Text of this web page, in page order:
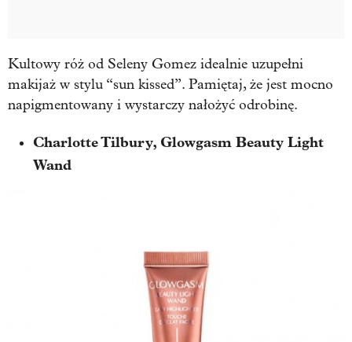
Kultowy róż od Seleny Gomez idealnie uzupełni
makijaż w stylu “sun kissed”. Pamiętaj, że jest mocno
napigmentowany i wystarczy nałożyć odrobinę.
Charlotte Tilbury, Glowgasm Beauty Light
Wand